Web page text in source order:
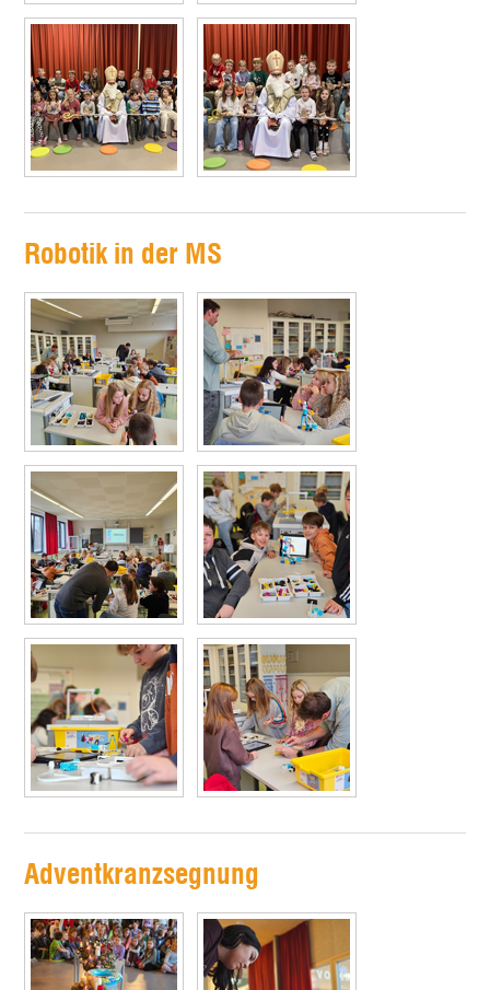
Robotik in der MS
Adventkranzsegnung